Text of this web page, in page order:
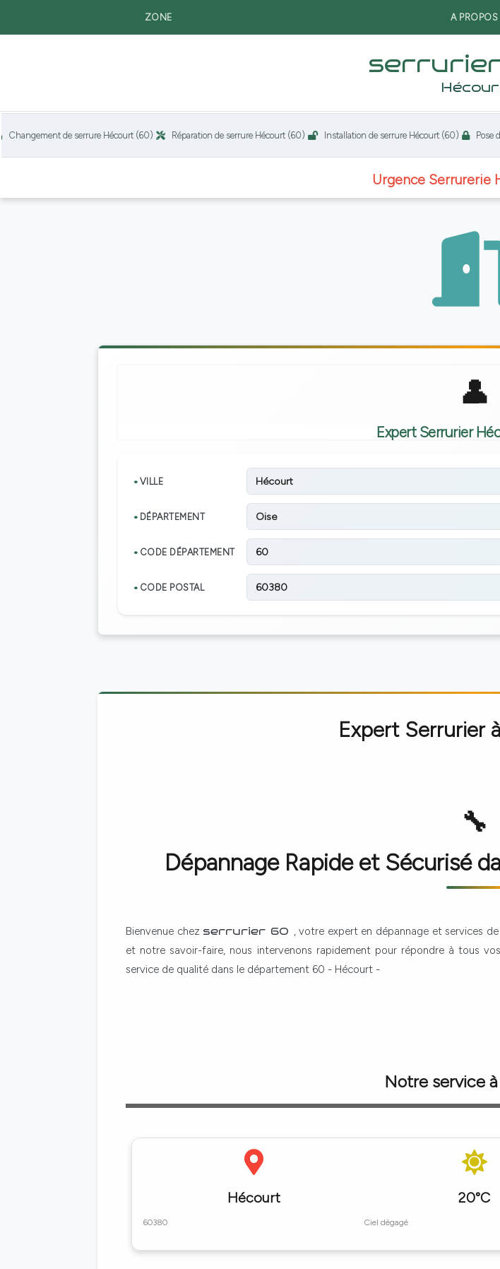
ZONE A PROPOS
de serrure Hécourt (60) Réparation de serrure Hécourt (60) Installation de serrure Hécourt (60) Pose de
Urgence Serrurerie
Expert Serrurier
VILLE Hécourt
DÉPARTEMENT Oise
CODE DÉPARTEMENT 60
CODE POSTAL 60380
Expert Serrurier à
Dépannage Rapide et Sécurisé
Bienvenue chez serrurier 60 , votre expert en dépannage et services
et notre savoir-faire, nous intervenons rapidement pour répondre à tous
service de qualité dans le département 60 - Hécourt -
Notre service
Hécourt
60380
20°C
Ciel dégagé